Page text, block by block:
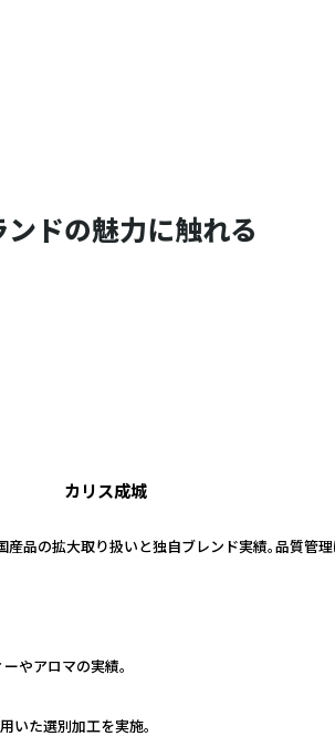
ンドの魅力に触れる
カリス成城
品の拡大取り扱いと独自ブレンド実績。品質管
やアロマの実績。
いた選別加工を実施。